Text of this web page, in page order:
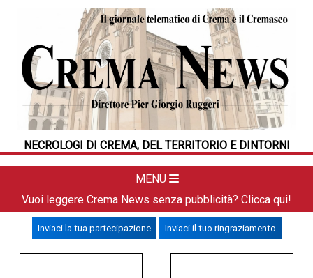
NECROLOGI DI CREMA, DEL TERRITORIO E DINTORNI
MENU
HOME
CRONACA
POLITICA
LA FOTO
DAL TERRITORIO
APPUNTAMENTI
Vuoi leggere Crema News senza pubblicità? Clicca qui!
Inviaci la tua partecipazione Inviaci il tuo ringraziamento